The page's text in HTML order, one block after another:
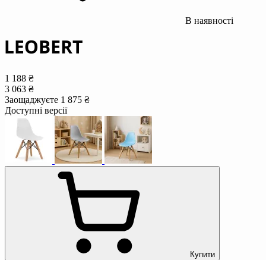
В наявності
1 188 ₴
3 063 ₴
Заощаджуєте 1 875 ₴
Доступні версії
Купити